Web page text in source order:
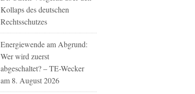
Kollaps des deutschen
Rechtsschutzes
Energiewende am Abgrund:
Wer wird zuerst
abgeschaltet? – TE-Wecker
am 8. August 2026